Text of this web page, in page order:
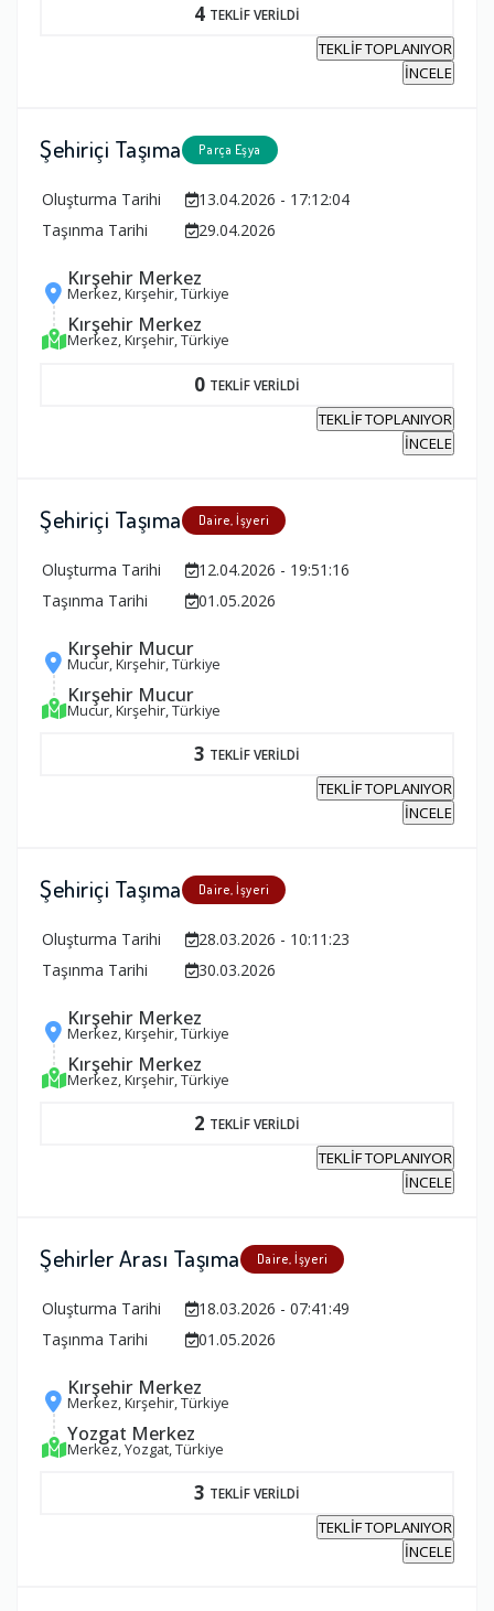
4 TEKLİF VERİLDİ
TEKLİF TOPLANIYOR
İNCELE
Şehiriçi Taşıma Parça Eşya
Oluşturma Tarihi
13.04.2026 - 17:12:04
Taşınma Tarihi
29.04.2026
Kırşehir Merkez
Merkez, Kırşehir, Türkiye
Kırşehir Merkez
Merkez, Kırşehir, Türkiye
0 TEKLİF VERİLDİ
TEKLİF TOPLANIYOR
İNCELE
Şehiriçi Taşıma Daire, İşyeri
Oluşturma Tarihi
12.04.2026 - 19:51:16
Taşınma Tarihi
01.05.2026
Kırşehir Mucur
Mucur, Kırşehir, Türkiye
Kırşehir Mucur
Mucur, Kırşehir, Türkiye
3 TEKLİF VERİLDİ
TEKLİF TOPLANIYOR
İNCELE
Şehiriçi Taşıma Daire, İşyeri
Oluşturma Tarihi
28.03.2026 - 10:11:23
Taşınma Tarihi
30.03.2026
Kırşehir Merkez
Merkez, Kırşehir, Türkiye
Kırşehir Merkez
Merkez, Kırşehir, Türkiye
2 TEKLİF VERİLDİ
TEKLİF TOPLANIYOR
İNCELE
Şehirler Arası Taşıma Daire, İşyeri
Oluşturma Tarihi
18.03.2026 - 07:41:49
Taşınma Tarihi
01.05.2026
Kırşehir Merkez
Merkez, Kırşehir, Türkiye
Yozgat Merkez
Merkez, Yozgat, Türkiye
3 TEKLİF VERİLDİ
TEKLİF TOPLANIYOR
İNCELE